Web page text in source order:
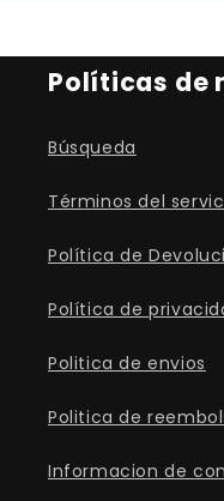
Políticas de
Búsqueda
Términos del
Política de
Política de
Politica de envios
Politica de
Informacion de